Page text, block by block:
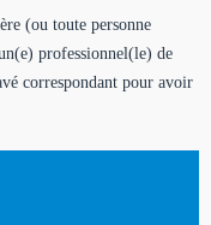
(ou toute personne
professionnel(le) de
correspondant pour avoir